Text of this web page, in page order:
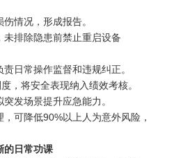
情况，形成报告。
排除隐患前禁止重启设备
常操作监督和违规纠正。
将安全表现纳入绩效考核。
发场景提升应急能力。
可降低90%以上人为意外风险，
的日常功课